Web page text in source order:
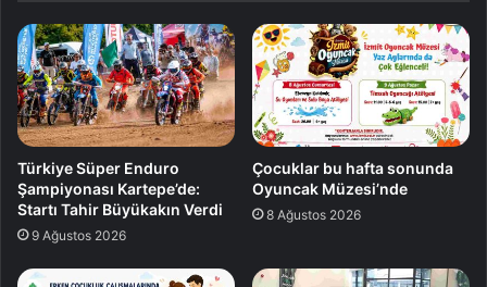
Türkiye Süper Enduro
Şampiyonası Kartepe’de:
Startı Tahir Büyükakın Verdi
9 Ağustos 2026
Çocuklar bu hafta sonunda
Oyuncak Müzesi’nde
8 Ağustos 2026